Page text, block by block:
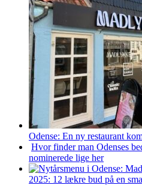
Odense: En ny restaurant
Hvor finder man Odenses
nominerede lige her
2025: 12 lækre bud på en